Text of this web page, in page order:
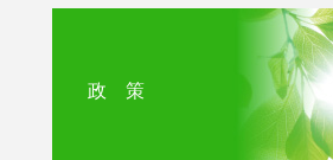
政 策